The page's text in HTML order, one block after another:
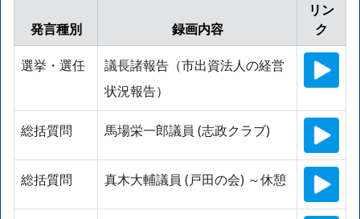
発言種別 録画内容
リン
ク
選挙・選任
議長諸報告（市出資法人の経営
状況報告）
総括質問 馬場栄一郎議員 (志政クラブ)
総括質問 真木大輔議員 (戸田の会) ～休憩